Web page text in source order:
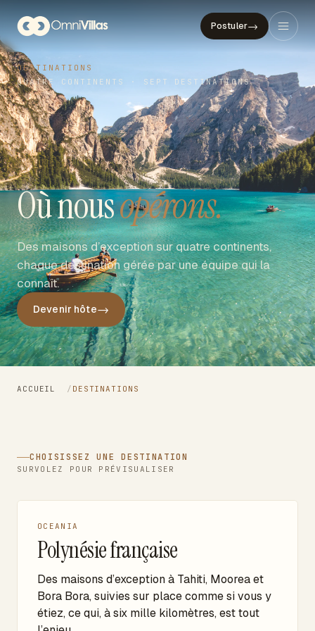
Postuler→
DESTINATIONS
QUATRE CONTINENTS · SEPT DESTINATIONS
Où nousopérons.
Des maisons d’exception sur quatre continents,
chaque destination gérée par une équipe qui la
connaît.
Devenir hôte→
ACCUEIL / DESTINATIONS
CHOISISSEZ UNE DESTINATION
SURVOLEZ POUR PRÉVISUALISER
OCEANIA
Polynésie française
Des maisons d’exception à Tahiti, Moorea et
Bora Bora, suivies sur place comme si vous y
étiez, ce qui, à six mille kilomètres, est tout